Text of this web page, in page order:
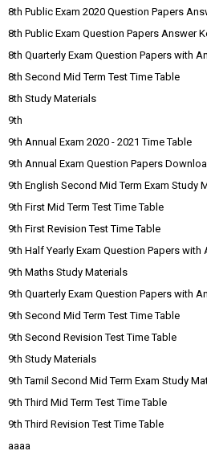
8th Public Exam 2020 Question Papers
8th Public Exam Question Papers Answer
8th Quarterly Exam Question Papers with
8th Second Mid Term Test Time Table
8th Study Materials
9th
9th Annual Exam 2020 - 2021 Time Table
9th Annual Exam Question Papers
9th English Second Mid Term Exam Study
9th First Mid Term Test Time Table
9th First Revision Test Time Table
9th Half Yearly Exam Question Papers
9th Maths Study Materials
9th Quarterly Exam Question Papers with
9th Second Mid Term Test Time Table
9th Second Revision Test Time Table
9th Study Materials
9th Tamil Second Mid Term Exam Study
9th Third Mid Term Test Time Table
9th Third Revision Test Time Table
aaaa